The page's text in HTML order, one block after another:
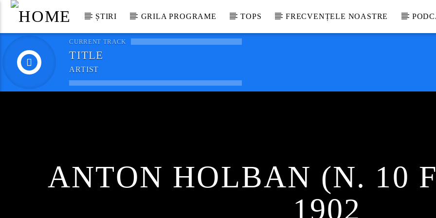
ȘTIRI GRILA PROGRAME TOPS FRECVENȚELE NOASTRE
CURRENT TRACK
TITLE
ARTIST
ANTON HOLBAN (N. 10
1902